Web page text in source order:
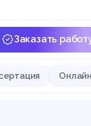
Заказать